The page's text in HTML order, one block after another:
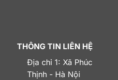
THÔNG TIN LIÊN HỆ
Địa chỉ 1: Xã Phúc
Thịnh - Hà Nội